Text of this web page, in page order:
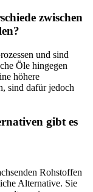
zwischen
und sind
Öle hingegen
höhere
sind dafür jedoch
gibt es
Rohstoffen
Alternative. Sie